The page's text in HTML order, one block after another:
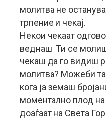
молитва не
трпение и чекај.
Некои чекаат
веднаш. Ти се
чекаш да го видиш
молитва? Можеби
кога ја земаш
моментално плод
доаѓаат на Света